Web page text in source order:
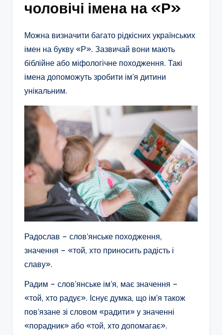
чоловічі імена на «Р»
Можна визначити багато рідкісних українських
імен на букву «Р». Зазвичай вони мають
біблійне або міфологічне походження. Такі
імена допоможуть зробити ім’я дитини
унікальним.
Радослав – слов’янське походження,
значення – «той, хто приносить радість і
славу».
Радим – слов’янське ім’я, має значення –
«той, хто радує». Існує думка, що ім’я також
пов’язане зі словом «радити» у значенні
«порадник» або «той, хто допомагає».